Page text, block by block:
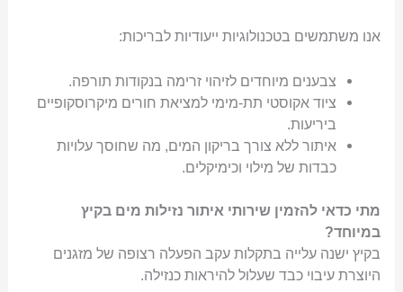
אנו משתמשים בטכנולוגיות ייעודיות לבריכות:
צבענים מיוחדים לזיהוי זרימה בנקודות תורפה.
ציוד אקוסטי תת-מימי למציאת חורים מיקרוסקופיים
ביריעות.
איתור ללא צורך בריקון המים, מה שחוסך עלויות
כבדות של מילוי וכימיקלים.
מתי כדאי להזמין שירותי איתור נזילות מים בקיץ
במיוחד?
בקיץ ישנה עלייה בתקלות עקב הפעלה רצופה של מזגנים
היוצרת עיבוי כבד שעלול להיראות כנזילה.